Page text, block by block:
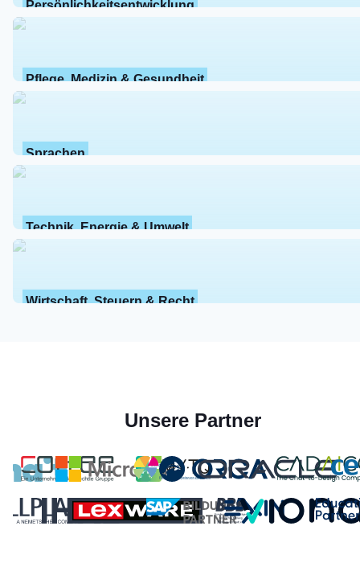
Persönlichkeitsentwicklung
Pflege, Medizin & Gesundheit
Sprachen
Technik, Energie & Umwelt
Wirtschaft, Steuern & Recht
Unsere Partner